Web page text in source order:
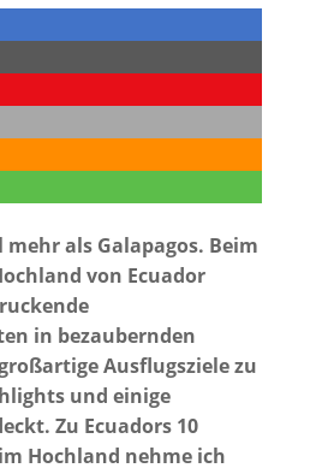
mehr als Galapagos. Beim
von Ecuador
in bezaubernden
Ausflugsziele zu
und einige
Zu Ecuadors 10
Hochland nehme ich